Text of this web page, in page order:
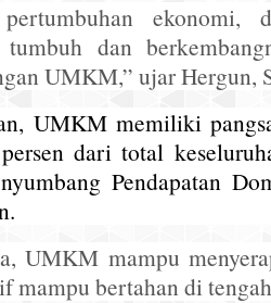
ekonomi,
dan
UMKM,” ujar Hergun,
UMKM memiliki
dari total
Pendapatan
UMKM mampu
mampu bertahan di